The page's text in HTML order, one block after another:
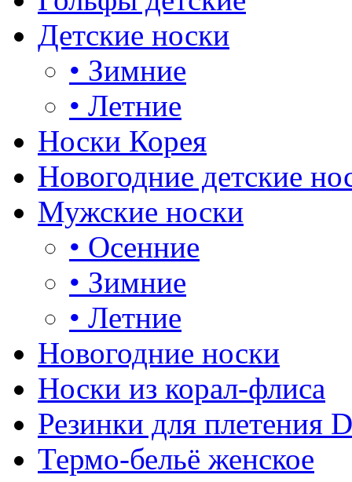
Детские носки
• Зимние
• Летние
Носки Корея
Новогодние детские
Мужские носки
• Осенние
• Зимние
• Летние
Новогодние носки
Носки из корал-флиса
Резинки для плетения
Термо-бельё женское